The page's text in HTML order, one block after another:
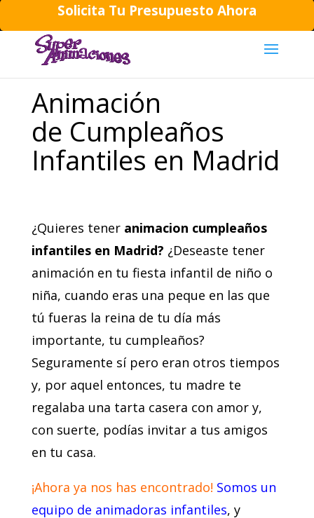
Solicita Tu Presupuesto Ahora
644194202 daniela@superanimaciones.com
Animación
de Cumpleaños
Infantiles en Madrid
¿Quieres tener animacion cumpleaños
infantiles en Madrid? ¿Deseaste tener
animación en tu fiesta infantil de niño o
niña, cuando eras una peque en las que
tú fueras la reina de tu día más
importante, tu cumpleaños?
Seguramente sí pero eran otros tiempos
y, por aquel entonces, tu madre te
regalaba una tarta casera con amor y,
con suerte, podías invitar a tus amigos
en tu casa.
¡Ahora ya nos has encontrado! Somos un
equipo de animadoras infantiles, y